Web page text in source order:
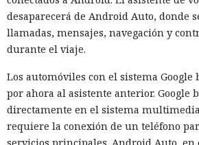
desaparecerá de Android Auto, donde
llamadas, mensajes, navegación y
durante el viaje.
Los automóviles con el sistema
por ahora al asistente anterior. Google
directamente en el sistema
requiere la conexión de un teléfono